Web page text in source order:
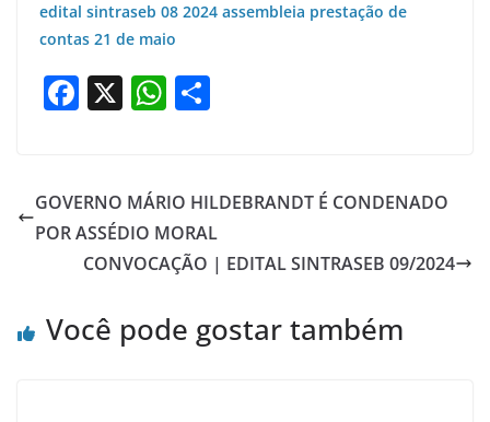
edital sintraseb 08 2024 assembleia prestação de
contas 21 de maio
F
e
b
o
k
X W
s
A
p
e
GOVERNO MÁRIO HILDEBRANDT É CONDENADO
POR ASSÉDIO MORAL
CONVOCAÇÃO | EDITAL SINTRASEB 09/2024
Você pode gostar também